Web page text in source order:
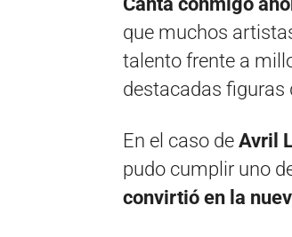
que muchos
talento frente a
destacadas figuras
En el caso de Avril
pudo cumplir uno
convirtió en la